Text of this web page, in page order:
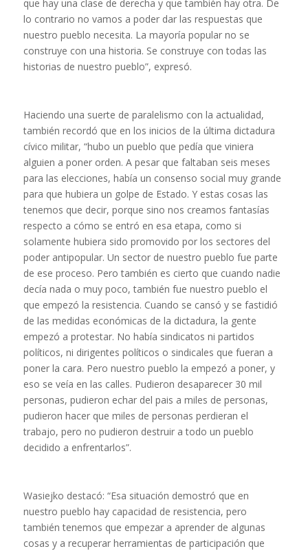
que hay una clase de derecha y que también hay otra. De
lo contrario no vamos a poder dar las respuestas que
nuestro pueblo necesita. La mayoría popular no se
construye con una historia. Se construye con todas las
historias de nuestro pueblo”, expresó.
Haciendo una suerte de paralelismo con la actualidad,
también recordó que en los inicios de la última dictadura
cívico militar, “hubo un pueblo que pedía que viniera
alguien a poner orden. A pesar que faltaban seis meses
para las elecciones, había un consenso social muy grande
para que hubiera un golpe de Estado. Y estas cosas las
tenemos que decir, porque sino nos creamos fantasías
respecto a cómo se entró en esa etapa, como si
solamente hubiera sido promovido por los sectores del
poder antipopular. Un sector de nuestro pueblo fue parte
de ese proceso. Pero también es cierto que cuando nadie
decía nada o muy poco, también fue nuestro pueblo el
que empezó la resistencia. Cuando se cansó y se fastidió
de las medidas económicas de la dictadura, la gente
empezó a protestar. No había sindicatos ni partidos
políticos, ni dirigentes políticos o sindicales que fueran a
poner la cara. Pero nuestro pueblo la empezó a poner, y
eso se veía en las calles. Pudieron desaparecer 30 mil
personas, pudieron echar del pais a miles de personas,
pudieron hacer que miles de personas perdieran el
trabajo, pero no pudieron destruir a todo un pueblo
decidido a enfrentarlos”.
Wasiejko destacó: “Esa situación demostró que en
nuestro pueblo hay capacidad de resistencia, pero
también tenemos que empezar a aprender de algunas
cosas y a recuperar herramientas de participación que